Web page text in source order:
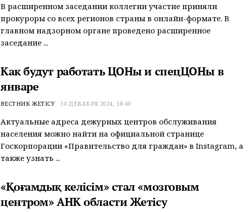
В расширенном заседании коллегии участие приняли
прокуроры со всех регионов страны в онлайн-формате. В
главном надзорном органе проведено расширенное
заседание ...
Как будут работать ЦОНы и спецЦОНы в
январе
ВЕСТНИК ЖЕТІСУ 30 ДЕКАБРЯ 2024, 18:40
Актуальные адреса дежурных центров обслуживания
населения можно найти на официальной странице
Госкорпорации «Правительство для граждан» в Instagram, а
также узнать ...
«Қоғамдық келісім» стал «мозговым
центром» АНК области Жетісу